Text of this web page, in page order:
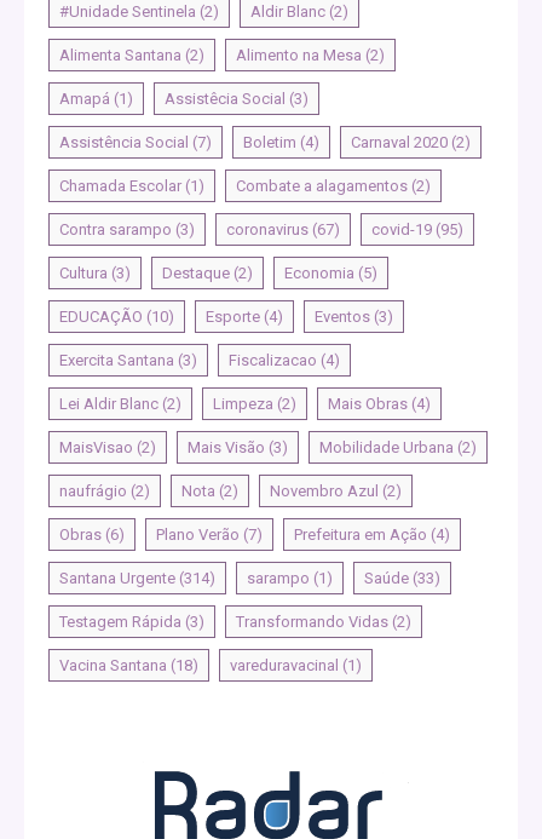
#Unidade Sentinela (2) Aldir Blanc (2)
Alimenta Santana (2) Alimento na Mesa (2)
Amapá (1) Assistêcia Social (3)
Assistência Social (7) Boletim (4) Carnaval 2020 (2)
Chamada Escolar (1) Combate a alagamentos (2)
Contra sarampo (3) coronavirus (67) covid-19 (95)
Cultura (3) Destaque (2) Economia (5)
EDUCAÇÃO (10) Esporte (4) Eventos (3)
Exercita Santana (3) Fiscalizacao (4)
Lei Aldir Blanc (2) Limpeza (2) Mais Obras (4)
MaisVisao (2) Mais Visão (3) Mobilidade Urbana (2)
naufrágio (2) Nota (2) Novembro Azul (2)
Obras (6) Plano Verão (7) Prefeitura em Ação (4)
Santana Urgente (314) sarampo (1) Saúde (33)
Testagem Rápida (3) Transformando Vidas (2)
Vacina Santana (18) vareduravacinal (1)